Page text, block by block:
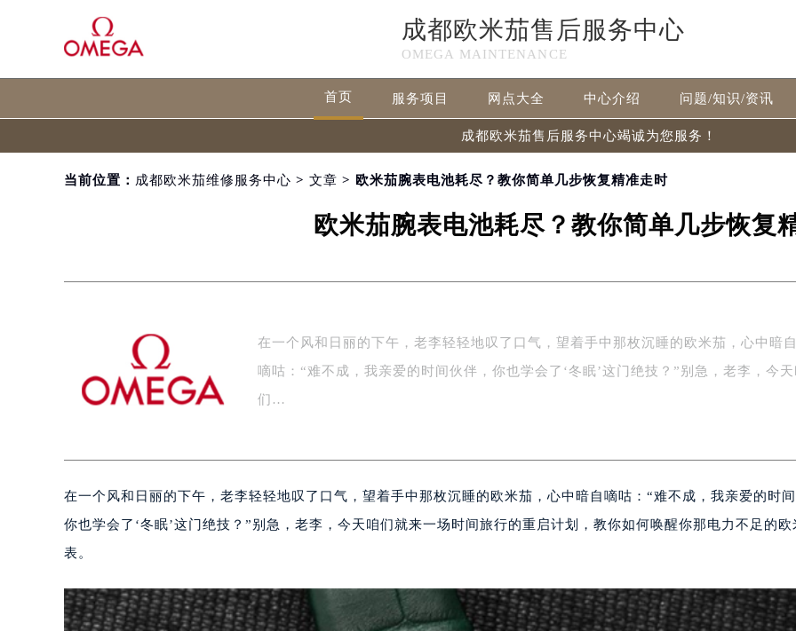
成都欧米茄售后服务中心
OMEGA MAINTENANCE
首页 服务项目 网点大全 中心介绍 问题/知识/资讯
成都欧米茄售后服务中心竭诚为您服务！
当前位置： 成都欧米茄维修服务中心 > 文章 > 欧米茄腕表电池耗尽？教你简单几步恢复精准走时
欧米茄腕表电池耗尽？教你简单几步恢复
在一个风和日丽的下午，老李轻轻地叹了口气，望着手中那枚沉睡的欧米茄，心中暗自
嘀咕：“难不成，我亲爱的时间伙伴，你也学会了‘冬眠’这门绝技？”别急，老李，今天
们…
在一个风和日丽的下午，老李轻轻地叹了口气，望着手中那枚沉睡的欧米茄，心中暗自嘀咕：“难不成，我亲爱的时间
你也学会了‘冬眠’这门绝技？”别急，老李，今天咱们就来一场时间旅行的重启计划，教你如何唤醒你那电力不足的欧
表。